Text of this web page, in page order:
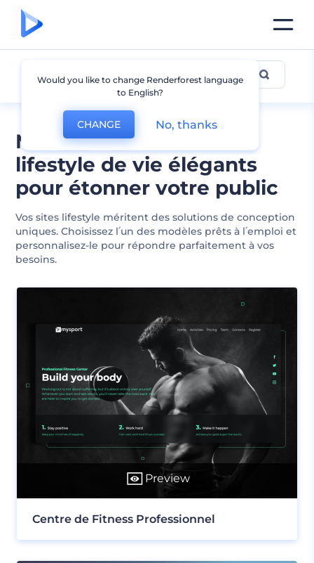
Modèles de sites Web
lifestyle de vie élégants
pour étonner votre public
Vos sites lifestyle méritent des solutions de conception
uniques. Choisissez l՛un des modèles prêts à l՛emploi et
personnalisez-le pour répondre parfaitement à vos
besoins.
Lifestyle
Preview
Centre de Fitness Professionnel
Would you like to change Renderforest language
to English?
CHANGE No, thanks